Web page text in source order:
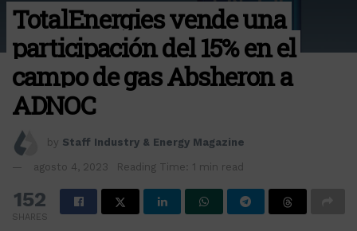
TotalEnergies vende una
participación del 15% en el
campo de gas Absheron a
ADNOC
by Staff Industry & Energy Magazine
agosto 4, 2023 Reading Time: 1 min read
152
SHARES